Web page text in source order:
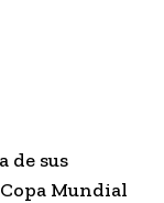
de sus
Mundial